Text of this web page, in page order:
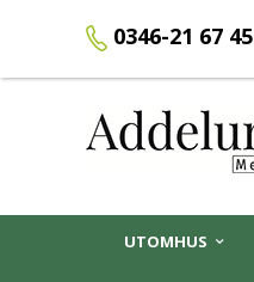
0346-21 67 45
UTOMHUS